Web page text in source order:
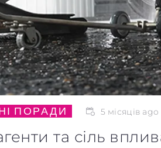
ПОРАДИ 5 місяців ago
та сіль